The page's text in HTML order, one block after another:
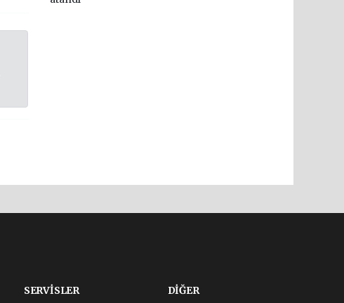
SERVİSLER DİĞER